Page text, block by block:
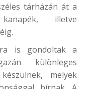
tárházán át a
illetve
is gondoltak a
különleges
melyek